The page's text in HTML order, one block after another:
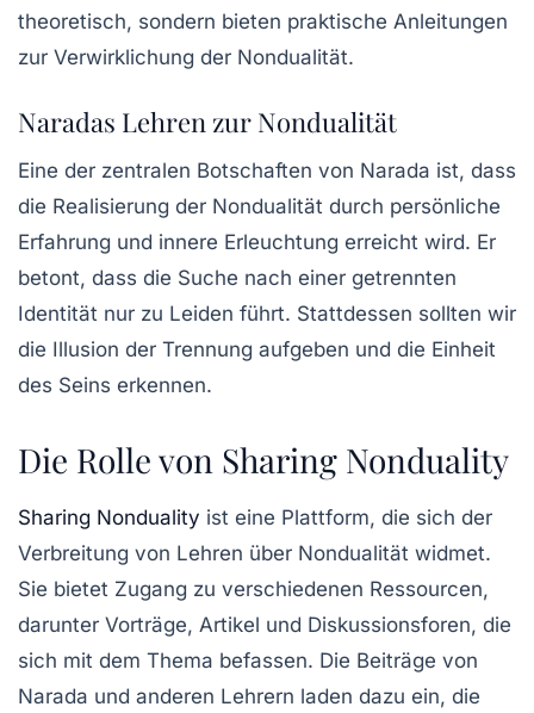
theoretisch, sondern bieten praktische Anleitungen
zur Verwirklichung der Nondualität.
Naradas Lehren zur Nondualität
Eine der zentralen Botschaften von Narada ist, dass
die Realisierung der Nondualität durch persönliche
Erfahrung und innere Erleuchtung erreicht wird. Er
betont, dass die Suche nach einer getrennten
Identität nur zu Leiden führt. Stattdessen sollten wir
die Illusion der Trennung aufgeben und die Einheit
des Seins erkennen.
Die Rolle von Sharing Nonduality
Sharing Nonduality ist eine Plattform, die sich der
Verbreitung von Lehren über Nondualität widmet.
Sie bietet Zugang zu verschiedenen Ressourcen,
darunter Vorträge, Artikel und Diskussionsforen, die
sich mit dem Thema befassen. Die Beiträge von
Narada und anderen Lehrern laden dazu ein, die